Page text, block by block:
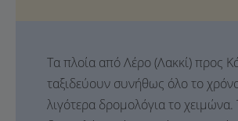
Τα πλοία από Λέρο (Λακκί) προς
ταξιδεύουν συνήθως όλο το
λιγότερα δρομολόγια το χειμώνα.